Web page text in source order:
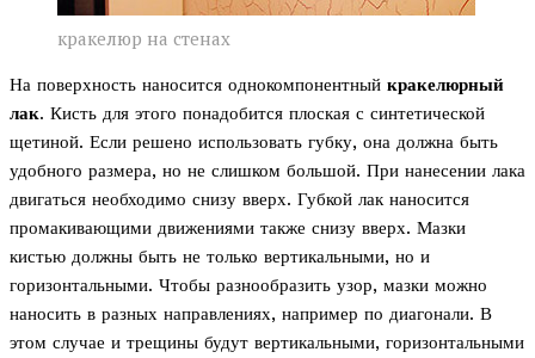
кракелюр на стенах
На поверхность наносится однокомпонентный кракелюрный
лак. Кисть для этого понадобится плоская с синтетической
щетиной. Если решено использовать губку, она должна быть
удобного размера, но не слишком большой. При нанесении лака
двигаться необходимо снизу вверх. Губкой лак наносится
промакивающими движениями также снизу вверх. Мазки
кистью должны быть не только вертикальными, но и
горизонтальными. Чтобы разнообразить узор, мазки можно
наносить в разных направлениях, например по диагонали. В
этом случае и трещины будут вертикальными, горизонтальными